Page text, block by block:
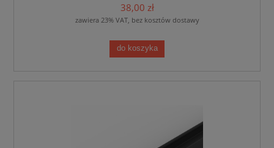
38,00 zł
zawiera 23% VAT, bez kosztów dostawy
do koszyka